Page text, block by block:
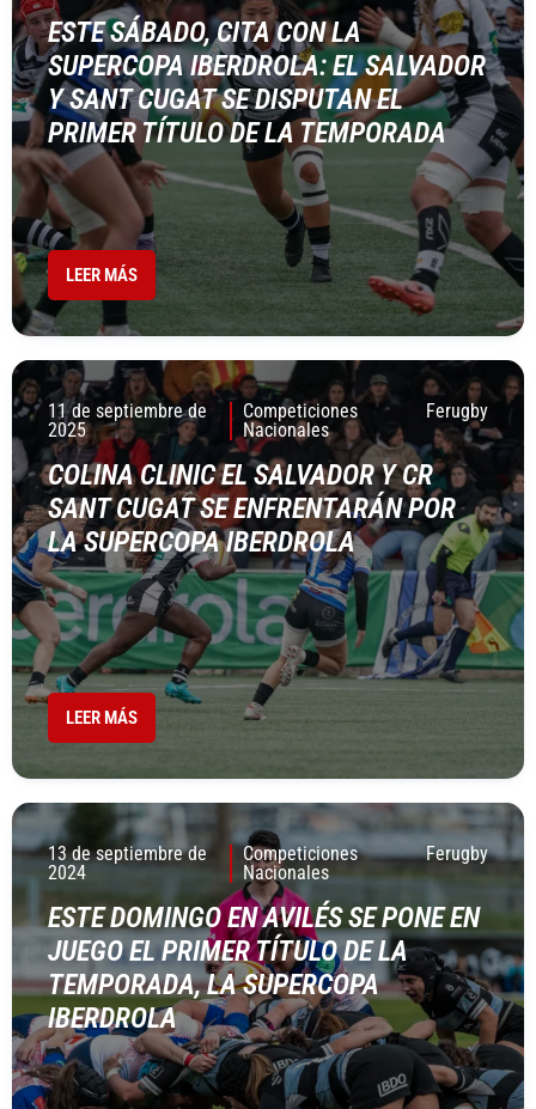
ESTE SÁBADO, CITA CON LA
SUPERCOPA IBERDROLA: EL SALVADOR
Y SANT CUGAT SE DISPUTAN EL
PRIMER TÍTULO DE LA TEMPORADA
LEER MÁS
11 de septiembre de
2025
Competiciones
Nacionales
Ferugby
COLINA CLINIC EL SALVADOR Y CR
SANT CUGAT SE ENFRENTARÁN POR
LA SUPERCOPA IBERDROLA
LEER MÁS
13 de septiembre de
2024
Competiciones
Nacionales
Ferugby
ESTE DOMINGO EN AVILÉS SE PONE EN
JUEGO EL PRIMER TÍTULO DE LA
TEMPORADA, LA SUPERCOPA
IBERDROLA